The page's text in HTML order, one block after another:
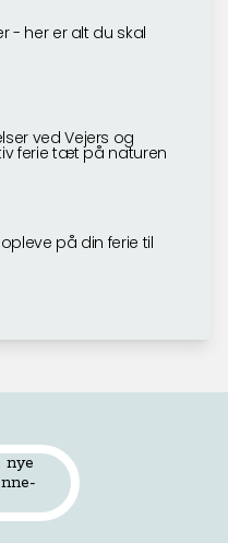
- her er alt du skal
ved Vejers og
ferie tæt på naturen
på din ferie til